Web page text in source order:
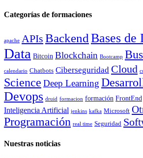
Categorías de formaciones
apache APIs BackendBases de
Data Bitcoin Blockchain Bootcamp
calendario Chatbots Ciberseguridad Cloud
Science Deep Learning
Devops druid formacion formación FrontEnd
Inteligencia Artificial jenkins kafka Microsoft
Programación real time Seguridad
Nuestras noticias